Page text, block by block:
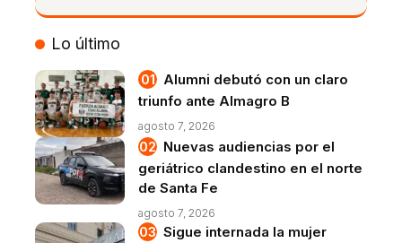
VIVO
Lo último
Alumni debutó con un claro
triunfo ante Almagro B
agosto 7, 2026
Nuevas audiencias por el
geriátrico clandestino en el norte
de Santa Fe
agosto 7, 2026
Sigue internada la mujer